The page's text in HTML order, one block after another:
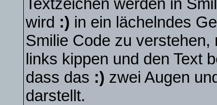
Textzeichen werden in
wird :) in ein lächelndes
Smilie Code zu
links kippen und den Text
dass das :) zwei Augen
darstellt.